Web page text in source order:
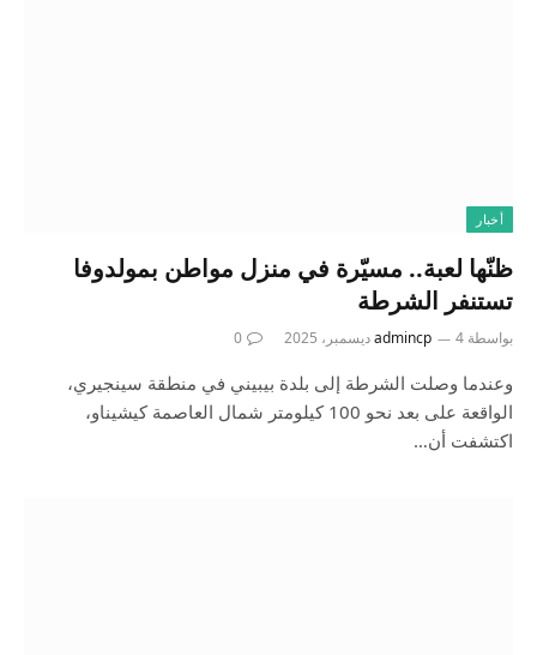
أخبار
ظنّها لعبة.. مسيّرة في منزل مواطن بمولدوفا
تستنفر الشرطة
بواسطة admincp 4 ديسمبر، 2025 0
وعندما وصلت الشرطة إلى بلدة بيبيني في منطقة سينجيري،
الواقعة على بعد نحو 100 كيلومتر شمال العاصمة كيشيناو،
اكتشفت أن…